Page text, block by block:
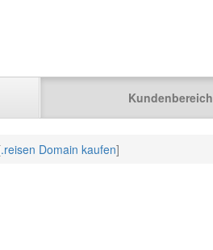
Kundenbereich
.reisen Domain kaufen]